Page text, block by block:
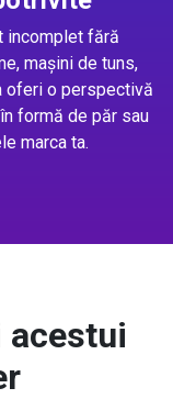
incomplet fără
mașini de tuns,
oferi o perspectivă
formă de păr sau
marca ta.